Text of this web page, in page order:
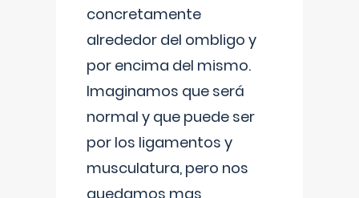
concretamente
alrededor del ombligo y
por encima del mismo.
Imaginamos que será
normal y que puede ser
por los ligamentos y
musculatura, pero nos
quedamos mas